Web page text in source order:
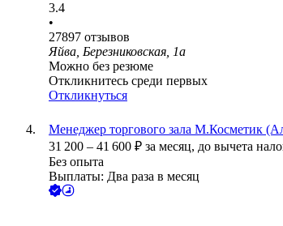
3.4
•
27897 отзывов
Яйва, Березниковская, 1а
Можно без резюме
Откликнитесь среди первых
Откликнуться
Менеджер торгового зала М.Косметик
31 200 – 41 600 ₽ за месяц, до вычета
Без опыта
Выплаты: Два раза в месяц